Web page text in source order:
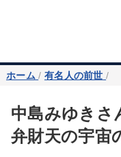
ホーム / 有名人の前世 /
中島みゆきさ
弁財天の宇宙